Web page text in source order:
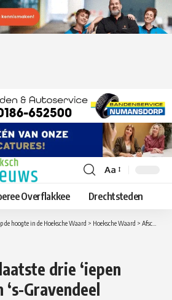
Lettergrootte
aanpassen
Aa
Overflakkee Drechtsteden
de hoogte in de Hoeksche Waard > Hoeksche Waard > Afscheid van laatste drie ‘iepen musketiers’ in ‘s-Gravendeel
drie ‘iepen
‘s-Gravendeel